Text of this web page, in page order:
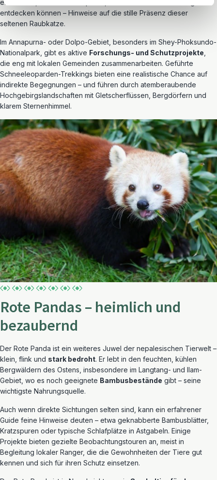
es Gebiete, in denen Sie Spuren, Kot oder Reviermarkierungen
entdecken können – Hinweise auf die stille Präsenz dieser
seltenen Raubkatze.
Im Annapurna- oder Dolpo-Gebiet, besonders im Shey-Phoksundo-
Nationalpark, gibt es aktive Forschungs- und Schutzprojekte
die eng mit lokalen Gemeinden zusammenarbeiten. Geführte
Schneeleoparden-Trekkings bieten eine realistische Chance auf
indirekte Begegnungen – und führen durch atemberaubende
Hochgebirgslandschaften mit Gletscherflüssen, Bergdörfern und
klarem Sternenhimmel.
Rote Pandas – heimlich und
bezaubernd
Der Rote Panda ist ein weiteres Juwel der nepalesischen Tierwelt –
klein, flink und stark bedroht. Er lebt in den feuchten, kühlen
Bergwäldern des Ostens, insbesondere im Langtang- und Ilam-
Gebiet, wo es noch geeignete Bambusbestände gibt – seine
wichtigste Nahrungsquelle.
Auch wenn direkte Sichtungen selten sind, kann ein erfahrener
Guide feine Hinweise deuten – etwa geknabberte Bambusblätter,
Kratzspuren oder typische Schlafplätze in Astgabeln. Einige
Projekte bieten gezielte Beobachtungstouren an, meist in
Begleitung lokaler Ranger, die die Gewohnheiten der Tiere gut
kennen und sich für ihren Schutz einsetzen.